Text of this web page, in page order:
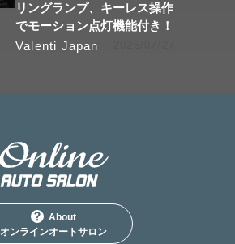
リングランプ、キーレス操作
でモーション点灯機能付き！
Valenti Japan
About
オンラインオートサロン